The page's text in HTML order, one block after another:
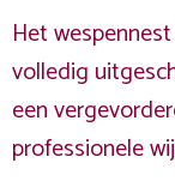
Het
volledig
een
professionele